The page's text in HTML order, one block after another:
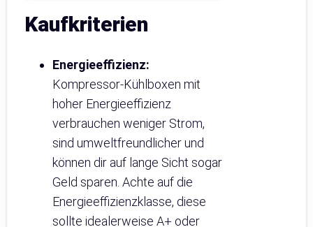
Kaufkriterien
Energieeffizienz:
Kompressor-Kühlboxen mit
hoher Energieeffizienz
verbrauchen weniger Strom,
sind umweltfreundlicher und
können dir auf lange Sicht sogar
Geld sparen. Achte auf die
Energieeffizienzklasse, diese
sollte idealerweise A+ oder